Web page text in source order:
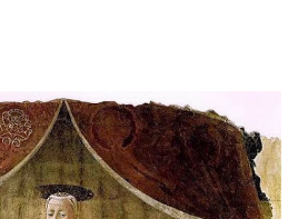
classica e rinascimentale,
del Barocco: l'arte come
della tecnica e la ricerca del
in un'epoca di grandi